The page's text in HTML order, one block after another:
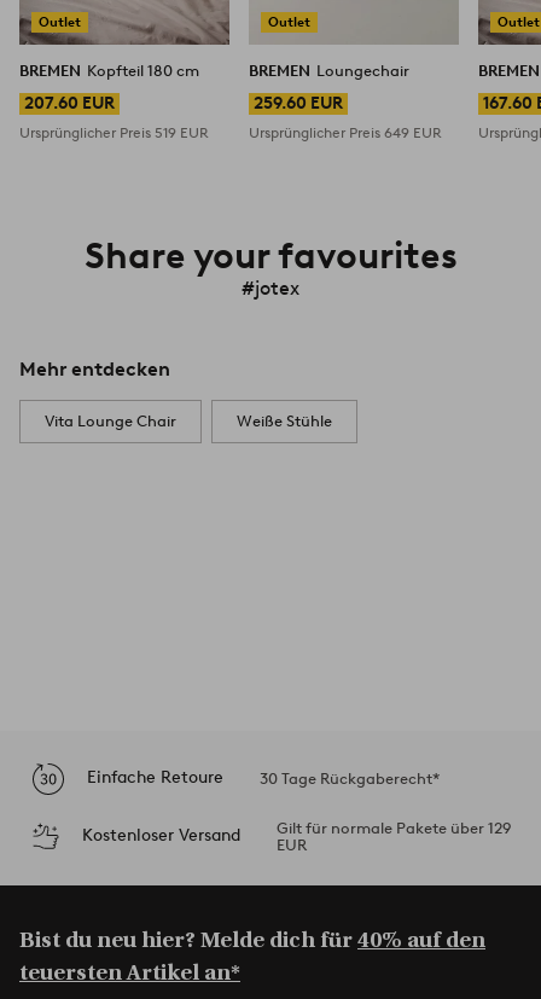
Outlet
BREMEN Kopfteil 180 cm
207.60 EUR
Ursprünglicher Preis 519 EUR
Outlet
BREMEN Loungechair
259.60 EUR
Ursprünglicher Preis649 EUR
Outlet
167.60
Share your favourites
#jotex
Mehr entdecken
Vita Lounge Chair Weiße Stühle
Einfache Retoure 30 Tage Rückgaberecht*
Kostenloser Versand
Gilt für normale Pakete über 129
EUR
Bist du neu hier? Melde dich für40% auf den
teuersten Artikel an*